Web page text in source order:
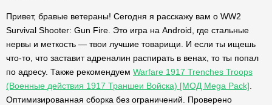
Привет, бравые ветераны! Сегодня я расскажу вам о WW2
Survival Shooter: Gun Fire. Это игра на Android, где стальные
нервы и меткость — твои лучшие товарищи. И если ты ищешь
что-то, что заставит адреналин распирать в венах, то ты попал
по адресу. Также рекомендуем Warfare 1917 Trenches Troops
(Военные действия 1917 Траншеи Войска) [МОД Mega Pack]
Оптимизированная сборка без ограничений. Проверено